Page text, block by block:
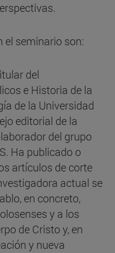
el seminario son:
del
e Historia de la
de la Universidad
editorial de la
del grupo
Ha publicado o
artículos de corte
actual se
en concreto,
y a los
de Cristo y, en
y nueva